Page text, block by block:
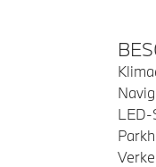
LED-